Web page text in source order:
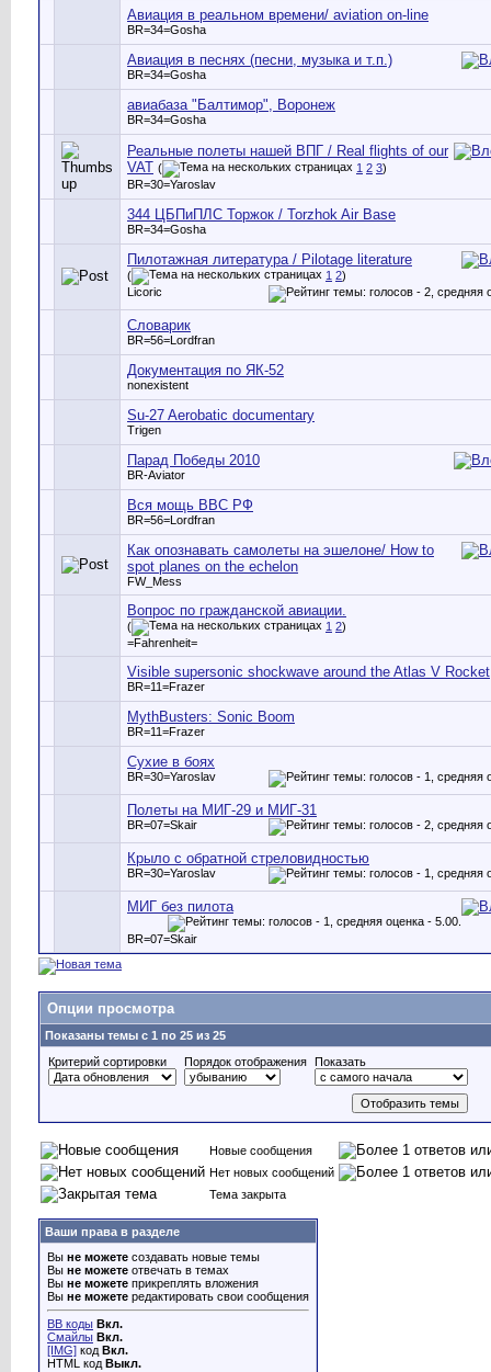
Авиация в реальном времени/ aviation on-line
BR=34=Gosha
Авиация в песнях (песни, музыка и т.п.)
BR=34=Gosha
авиабаза "Балтимор", Воронеж
BR=34=Gosha
Реальные полеты нашей ВПГ / Real flights of our
VAT ( 1 2 3)
BR=30=Yaroslav
344 ЦБПиПЛС Торжок / Torzhok Air Base
BR=34=Gosha
Пилотажная литература / Pilotage literature
( 1 2)
Licoric
Словарик
BR=56=Lordfran
Документация по ЯК-52
nonexistent
Su-27 Aerobatic documentary
Trigen
Парад Победы 2010
BR-Aviator
Вся мощь ВВС РФ
BR=56=Lordfran
Как опознавать самолеты на эшелоне/ How to
spot planes on the echelon
FW_Mess
Вопрос по гражданской авиации.
( 1 2)
=Fahrenheit=
Visible supersonic shockwave around the Atlas V Rocket
BR=11=Frazer
MythBusters: Sonic Boom
BR=11=Frazer
Сухие в боях
BR=30=Yaroslav
Полеты на МИГ-29 и МИГ-31
BR=07=Skair
Крыло с обратной стреловидностью
BR=30=Yaroslav
МИГ без пилота
BR=07=Skair
Опции просмотра
Показаны темы с 1 по 25 из 25
Критерий сортировки
Порядок отображения Показать
Новые сообщения
Нет новых сообщений
Тема закрыта
Ваши права в разделе
Вы не можете создавать новые темы
Вы не можете отвечать в темах
Вы не можете прикреплять вложения
Вы не можете редактировать свои сообщения
BB коды Вкл.
Смайлы Вкл.
[IMG] код Вкл.
HTML код Выкл.